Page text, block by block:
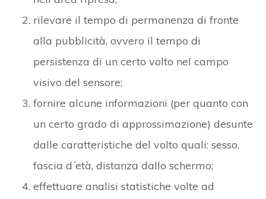
rilevare il tempo di permanenza di fronte
alla pubblicità, ovvero il tempo di
persistenza di un certo volto nel campo
visivo del sensore;
fornire alcune informazioni (per quanto con
un certo grado di approssimazione) desunte
dalle caratteristiche del volto quali: sesso,
fascia d´età, distanza dallo schermo;
effettuare analisi statistiche volte ad